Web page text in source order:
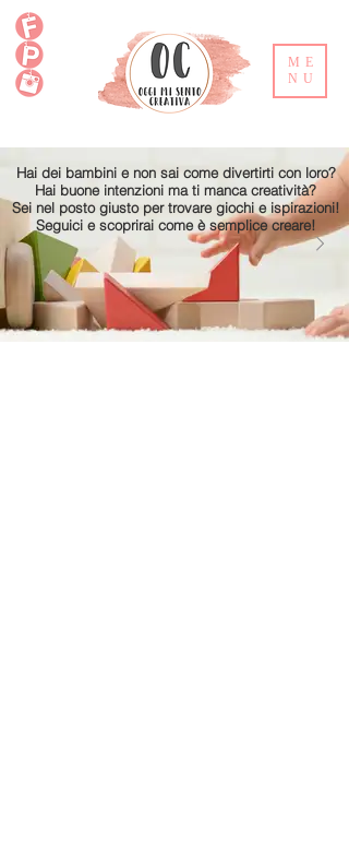
ME
NU
Hai dei bambini e non sai come divertirti con loro?
Hai buone intenzioni ma ti manca creatività?
Sei nel posto giusto per trovare giochi e ispirazioni!
Seguici e scoprirai come è semplice creare!